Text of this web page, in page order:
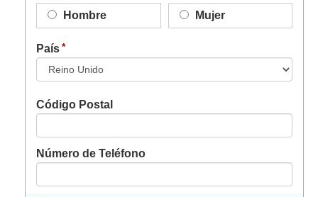
Hombre
Mujer
País
Código Postal
Número de Teléfono